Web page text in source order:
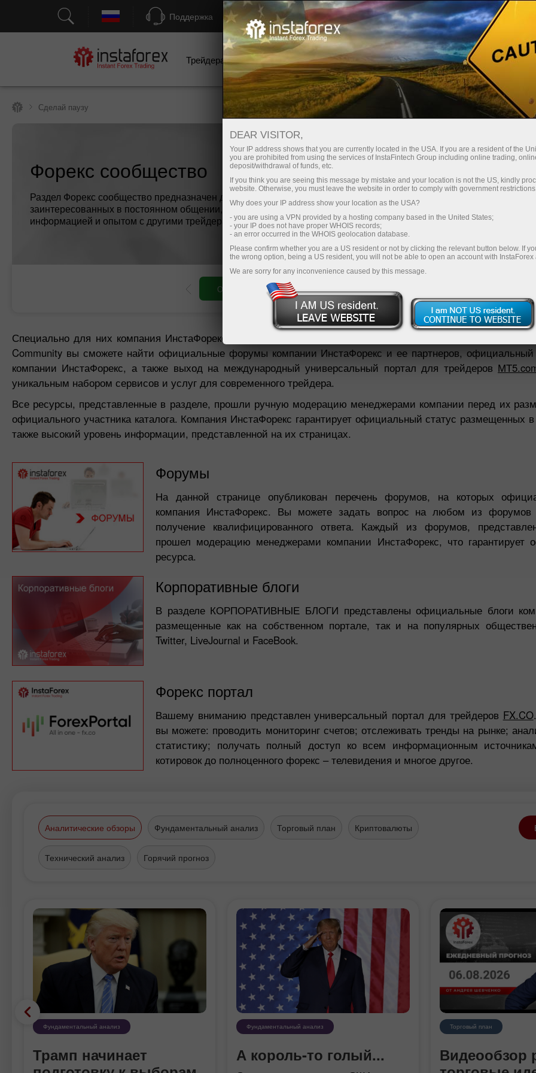
Поддержка Открыть торговый счёт Торговые платформы
Трейдерам Начинающим Инвесторам Партнерам
Сделай паузу
Форекс сообщество
Раздел Форекс сообщество предназначен для трейдеров,
заинтересованных в постоянном общении, обмене
информацией и опытом с другими трейдерами.
Открыть торговый счет
Специально для них компания ИнстаФорекс развивает различные коммуникационные ресурсы и
Community вы сможете найти официальные форумы компании ИнстаФорекс и ее партнеров, официальный
компании ИнстаФорекс, а также выход на международный универсальный портал для трейдеров
уникальным набором сервисов и услуг для современного трейдера.
Все ресурсы, представленные в разделе, прошли ручную модерацию менеджерами компании перед иx
официального участника каталога. Компания ИнстаФорекс гарантирует официальный статус размещенных
также высокий уровень информации, представленной на их страницах.
Форумы
На данной странице опубликован перечень форумов, на которых
компания ИнстаФорекс. Вы можете задать вопрос на любом из форумов
получение квалифицированного ответа. Каждый из форумов,
прошел модерацию менеджерами компании ИнстаФорекс, что гарантирует
ресурса.
Корпоративные блоги
В разделе КОРПОРАТИВНЫЕ БЛОГИ представлены официальные блоги
размещенные как на собственном портале, так и на популярных
Twitter, LiveJournal и FaceBook.
Форекс портал
Вашему вниманию представлен универсальный портал для трейдеров FX.CO
вы можете: проводить мониторинг счетов; отслеживать тренды на рынке;
статистику; получать полный доступ ко всем информационным
котировок до полноценного форекс – телевидения и многое другое.
Аналитические обзоры Фундаментальный анализ Торговый план Криптовалюты
Технический анализ Горячий прогноз
Фундаментальный анализ
Трамп начинает
Фундаментальный анализ
А король-то голый...
Торговый план
Видеообзор
DEAR VISITOR,
Your IP address shows that you are currently located in the USA. If you are a resident of the
you are prohibited from using the services of InstaFintech Group including online trading,
deposit/withdrawal of funds, etc.
If you think you are seeing this message by mistake and your location is not the US, kindly
website. Otherwise, you must leave the website in order to comply with government
Why does your IP address show your location as the USA?
- you are using a VPN provided by a hosting company based in the United States;
- your IP does not have proper WHOIS records;
- an error occurred in the WHOIS geolocation database.
Please confirm whether you are a US resident or not by clicking the relevant button below. If
the wrong option, being a US resident, you will not be able to open an account with InstaForex
We are sorry for any inconvenience caused by this message.